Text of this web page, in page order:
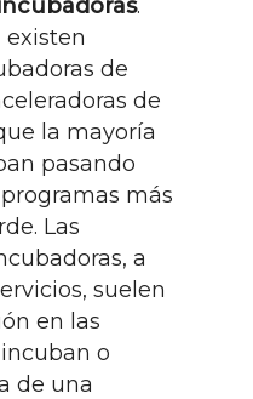
.
existen
de
de
la mayoría
pasando
más
Las
a
suelen
en las
o
de una